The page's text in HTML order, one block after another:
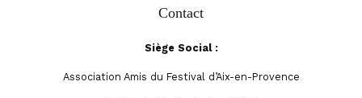
Contact
Siège Social :
Association Amis du Festival d’Aix-en-Provence